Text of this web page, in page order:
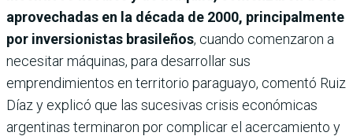
aprovechadas en la década de 2000, principalmente
por inversionistas brasileños, cuando comenzaron a
necesitar máquinas, para desarrollar sus
emprendimientos en territorio paraguayo, comentó Ruiz
Díaz y explicó que las sucesivas crisis económicas
argentinas terminaron por complicar el acercamiento y